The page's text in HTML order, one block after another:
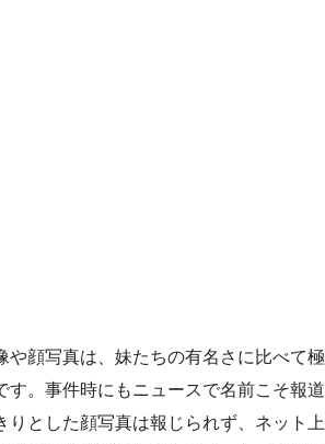
や顔写真は、妹たちの有名さに比べて極
す。事件時にもニュースで名前こそ報道
りとした顔写真は報じられず、ネット上